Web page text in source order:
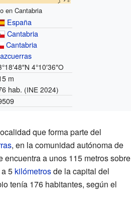
en Cantabria
España
Cantabria
Cantabria
4°10′36″O
m
hab. (INE 2024)
que forma parte del
, en la comunidad autónoma de
encuentra a unos 115 metros sobre
5 kilómetrosde la capital del
tenía 176 habitantes, según el